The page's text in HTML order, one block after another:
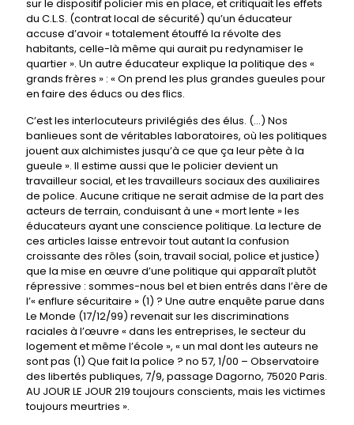
sur le dispositif policier mis en place, et critiquait les effets
du C.L.S. (contrat local de sécurité) qu’un éducateur
accuse d’avoir « totalement étouffé la révolte des
habitants, celle-là même qui aurait pu redynamiser le
quartier ». Un autre éducateur explique la politique des «
grands frères » : « On prend les plus grandes gueules pour
en faire des éducs ou des flics.
C’est les interlocuteurs privilégiés des élus. (...) Nos
banlieues sont de véritables laboratoires, où les politiques
jouent aux alchimistes jusqu’à ce que ça leur pète à la
gueule ». Il estime aussi que le policier devient un
travailleur social, et les travailleurs sociaux des auxiliaires
de police. Aucune critique ne serait admise de la part des
acteurs de terrain, conduisant à une « mort lente » les
éducateurs ayant une conscience politique. La lecture de
ces articles laisse entrevoir tout autant la confusion
croissante des rôles (soin, travail social, police et justice)
que la mise en œuvre d’une politique qui apparaît plutôt
répressive : sommes-nous bel et bien entrés dans l’ère de
l’« enflure sécuritaire » (1) ? Une autre enquête parue dans
Le Monde (17/12/99) revenait sur les discriminations
raciales à l’œuvre « dans les entreprises, le secteur du
logement et même l’école », « un mal dont les auteurs ne
sont pas (1) Que fait la police ? no 57, 1/00 – Observatoire
des libertés publiques, 7/9, passage Dagorno, 75020 Paris.
AU JOUR LE JOUR 219 toujours conscients, mais les victimes
toujours meurtries ».